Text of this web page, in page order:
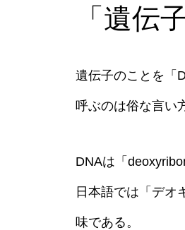
「遺伝
遺伝子のことを「
呼ぶのは俗な言い
DNAは「
日本語では「デオ
味である。